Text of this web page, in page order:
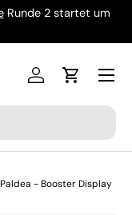
Runde 2 startet um
Einloggen
Menü
- Booster Display